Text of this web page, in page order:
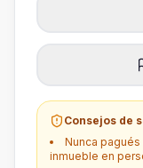
Consejos de
Nunca
inmueble en